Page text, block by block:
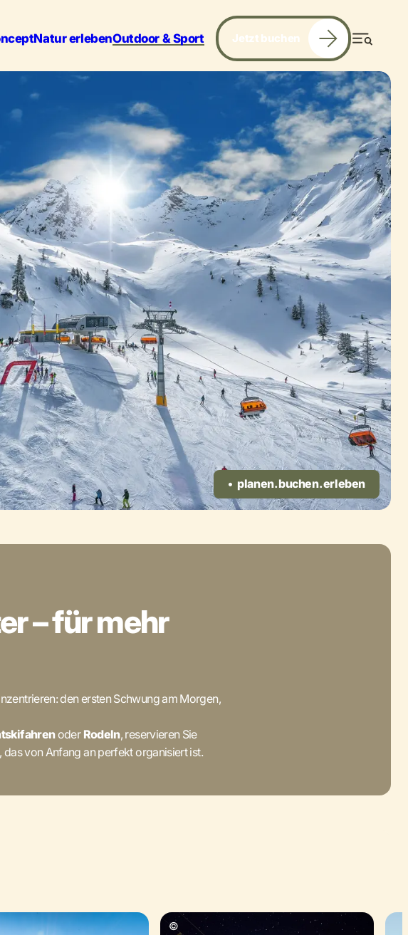
Natur erlebenOutdoor & Sport
Jetzt buchen Menü
planen. buchen. erleben
– für mehr
den ersten Schwung am Morgen,
oder Rodeln, reservieren Sie
das von Anfang an perfekt organisiert ist.
©